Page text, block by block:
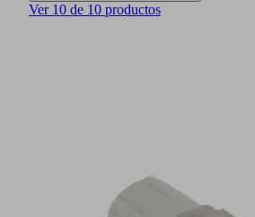
Ver 10 de 10 productos